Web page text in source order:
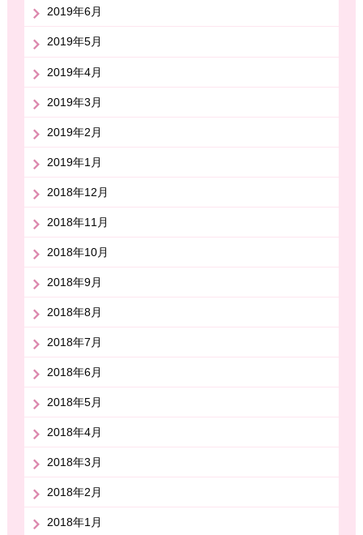
2019年6月
2019年5月
2019年4月
2019年3月
2019年2月
2019年1月
2018年12月
2018年11月
2018年10月
2018年9月
2018年8月
2018年7月
2018年6月
2018年5月
2018年4月
2018年3月
2018年2月
2018年1月